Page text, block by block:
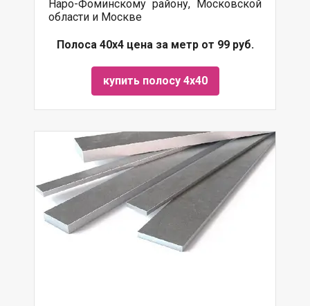
Наро-Фоминскому району, Московской
области и Москве
Полоса 40х4 цена за метр от 99 руб.
купить полосу 4х40